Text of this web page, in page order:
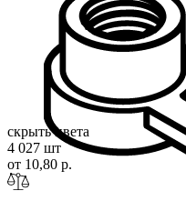
скрыть цвета
4 027 шт
от 10,80 р.